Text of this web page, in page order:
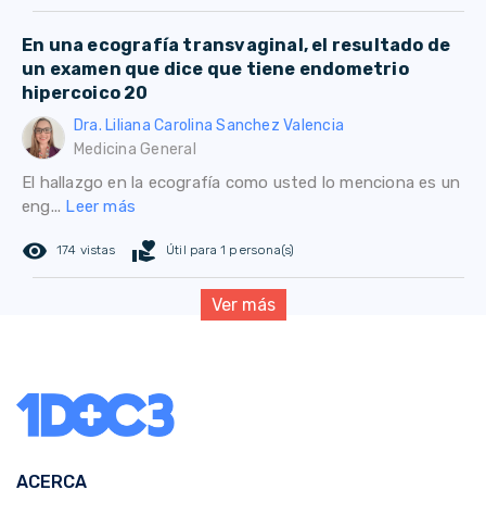
En una ecografía transvaginal, el resultado de
un examen que dice que tiene endometrio
hipercoico 20
Dra. Liliana Carolina Sanchez Valencia
Medicina General
El hallazgo en la ecografía como usted lo menciona es un
eng... Leer más
remove_red_eye 174 vistas volunteer_activism Útil para 1 persona(s)
Ver más
ACERCA